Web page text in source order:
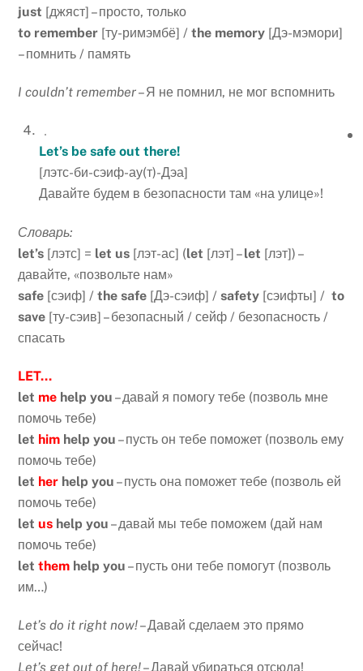
just [джяст] – просто, только
to remember [ту-римэмбё] /the memory [Дэ-мэмори]
– помнить / память
I couldn’t remember– Я не помнил, не мог вспомнить
Let’s be safe out there!
[лэтс-би-сэиф-ау(т)-Дэа]
Давайте будем в безопасности там «на улице»!
Словарь:
let’s [лэтс] = let us [лэт-ас] (let [лэт] –let [лэт]) –
давайте, «позвольте нам»
safe [сэиф] /the safe [Дэ-сэиф] /safety [сэифты] /to
save [ту-сэив] – безопасный / сейф / безопасность /
спасать
LET…
let me help you – давай я помогу тебе (позволь мне
помочь тебе)
let him help you – пусть он тебе поможет (позволь ему
помочь тебе)
let her help you – пусть она поможет тебе (позволь ей
помочь тебе)
letus help you – давай мы тебе поможем (дай нам
помочь тебе)
letthem help you – пусть они тебе помогут (позволь
им…)
Let’s do it right now!– Давай сделаем это прямо
сейчас!
Let’s get out of here!– Давай убираться отсюда!